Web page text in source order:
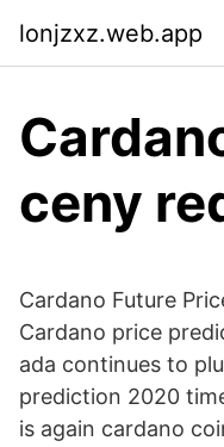
lonjzxz.web.app
ceny
Cardano Future
Cardano price
ada continues to
prediction 2020
is again cardano